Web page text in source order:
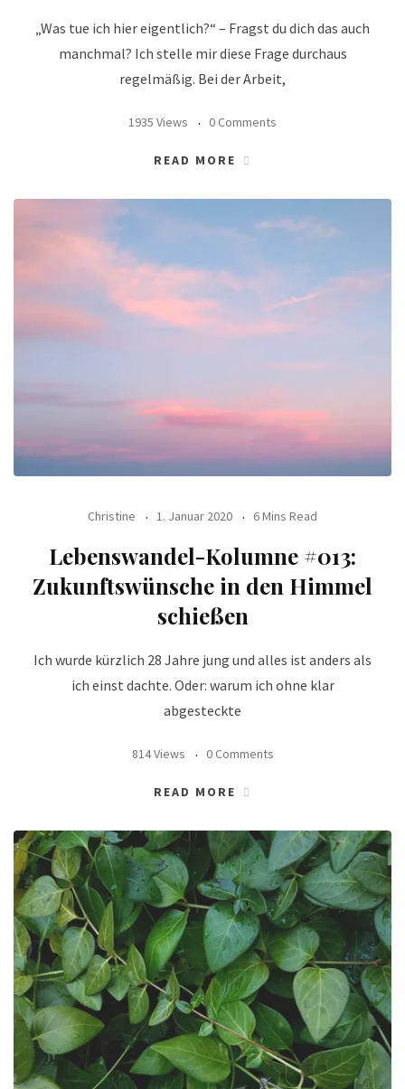
„Was tue ich hier eigentlich?“ – Fragst du dich das auch
manchmal? Ich stelle mir diese Frage durchaus
regelmäßig. Bei der Arbeit,
1935 Views 0 Comments
READ MORE
Christine 1. Januar 2020 6 Mins Read
Lebenswandel-Kolumne #013:
Zukunftswünsche in den Himmel
schießen
Ich wurde kürzlich 28 Jahre jung und alles ist anders als
ich einst dachte. Oder: warum ich ohne klar
abgesteckte
814 Views 0 Comments
READ MORE